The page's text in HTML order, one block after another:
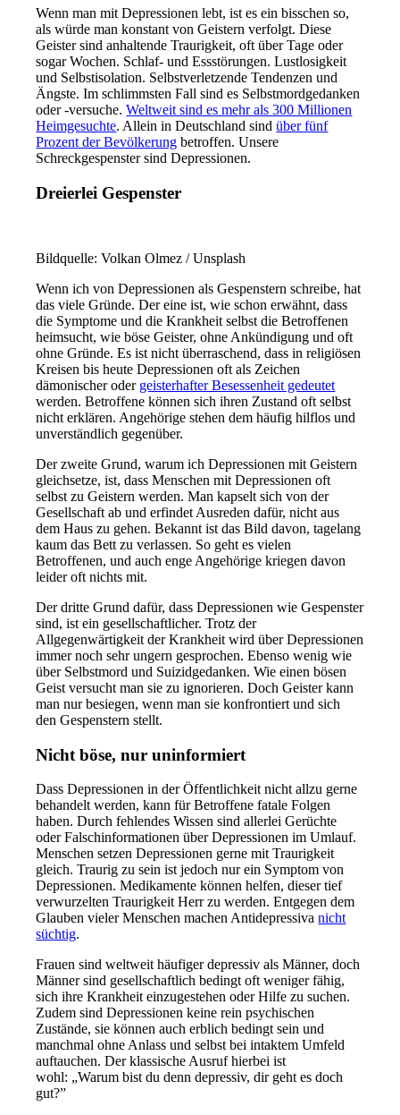
Wenn man mit Depressionen lebt, ist es ein bisschen so,
als würde man konstant von Geistern verfolgt. Diese
Geister sind anhaltende Traurigkeit, oft über Tage oder
sogar Wochen. Schlaf- und Essstörungen. Lustlosigkeit
und Selbstisolation. Selbstverletzende Tendenzen und
Ängste. Im schlimmsten Fall sind es Selbstmordgedanken
oder -versuche.Weltweit sind es mehr als 300 Millionen
Heimgesuchte. Allein in Deutschland sindüber fünf
Prozent der Bevölkerung betroffen. Unsere
Schreckgespenster sind Depressionen.
Dreierlei Gespenster
Bildquelle: Volkan Olmez /​ Unsplash
Wenn ich von Depressionen als Gespenstern schreibe, hat
das viele Gründe. Der eine ist, wie schon erwähnt, dass
die Symptome und die Krankheit selbst die Betroffenen
heimsucht, wie böse Geister, ohne Ankündigung und oft
ohne Gründe. Es ist nicht überraschend, dass in religiösen
Kreisen bis heute Depressionen oft als Zeichen
dämonischer oder geisterhafter Besessenheit gedeutet
werden. Betroffene können sich ihren Zustand oft selbst
nicht erklären. Angehörige stehen dem häufig hilflos und
unverständlich gegenüber.
Der zweite Grund, warum ich Depressionen mit Geistern
gleichsetze, ist, dass Menschen mit Depressionen oft
selbst zu Geistern werden. Man kapselt sich von der
Gesellschaft ab und erfindet Ausreden dafür, nicht aus
dem Haus zu gehen. Bekannt ist das Bild davon, tagelang
kaum das Bett zu verlassen. So geht es vielen
Betroffenen, und auch enge Angehörige kriegen davon
leider oft nichts mit.
Der dritte Grund dafür, dass Depressionen wie Gespenster
sind, ist ein gesellschaftlicher. Trotz der
Allgegenwärtigkeit der Krankheit wird über Depressionen
immer noch sehr ungern gesprochen. Ebenso wenig wie
über Selbstmord und Suizidgedanken. Wie einen bösen
Geist versucht man sie zu ignorieren. Doch Geister kann
man nur besiegen, wenn man sie konfrontiert und sich
den Gespenstern stellt.
Nicht böse, nur uninformiert
Dass Depressionen in der Öffentlichkeit nicht allzu gerne
behandelt werden, kann für Betroffene fatale Folgen
haben. Durch fehlendes Wissen sind allerlei Gerüchte
oder Falschinformationen über Depressionen im Umlauf.
Menschen setzen Depressionen gerne mit Traurigkeit
gleich. Traurig zu sein ist jedoch nur ein Symptom von
Depressionen. Medikamente können helfen, dieser tief
verwurzelten Traurigkeit Herr zu werden. Entgegen dem
Glauben vieler Menschen machen Antidepressivanicht
süchtig.
Frauen sind weltweit häufiger depressiv als Männer, doch
Männer sind gesellschaftlich bedingt oft weniger fähig,
sich ihre Krankheit einzugestehen oder Hilfe zu suchen.
Zudem sind Depressionen keine rein psychischen
Zustände, sie können auch erblich bedingt sein und
manchmal ohne Anlass und selbst bei intaktem Umfeld
auftauchen. Der klassische Ausruf hierbei ist
wohl: „Warum bist du denn depressiv, dir geht es doch
gut?”